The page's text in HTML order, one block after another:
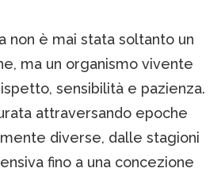
non è mai stata soltanto un
ma un organismo vivente
sensibilità e pazienza.
attraversando epoche
diverse, dalle stagioni
fino a una concezione